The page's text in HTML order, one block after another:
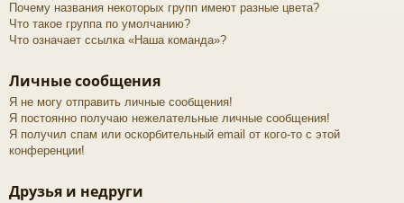
Почему названия некоторых групп имеют разные цвета?
Что такое группа по умолчанию?
Что означает ссылка «Наша команда»?
Личные сообщения
Я не могу отправить личные сообщения!
Я постоянно получаю нежелательные личные сообщения!
Я получил спам или оскорбительный email от кого-то с этой
конференции!
Друзья и недруги